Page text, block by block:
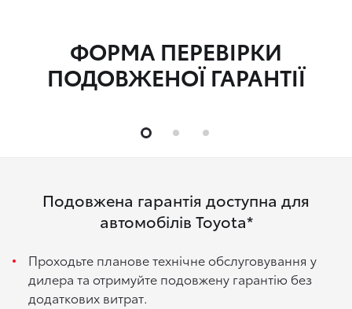
ФОРМА ПЕРЕВІРКИ
ПОДОВЖЕНОЇ ГАРАНТІЇ
Подовжена гарантія доступна для
автомобілів Toyota*
Проходьте планове технічне обслуговування у
дилера та отримуйте подовжену гарантію без
додаткових витрат.